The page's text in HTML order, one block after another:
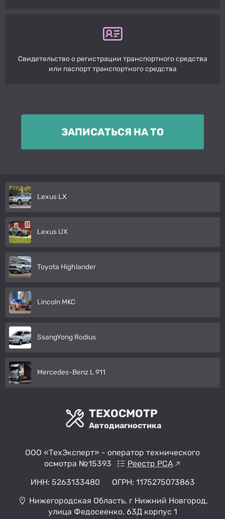
Свидетельство о регистрации транспортного средства
или паспорт транспортного средства
ЗАПИСАТЬСЯ НА ТО
Lexus LX
Lexus UX
Toyota Highlander
Lincoln MKC
SsangYong Rodius
Mercedes-Benz L 911
ТЕХОСМОТР
Автодиагностика
ООО «ТехЭксперт» - оператор технического
осмотра №15393
Реестр РСА
ИНН: 5263133480
ОГРН: 1175275073863
Нижегородская Область, г Нижний Новгород,
улица Федосеенко, 63Д корпус 1